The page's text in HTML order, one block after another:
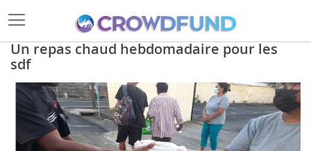
Un repas chaud hebdomadaire pour les
sdf
Skip
to
of